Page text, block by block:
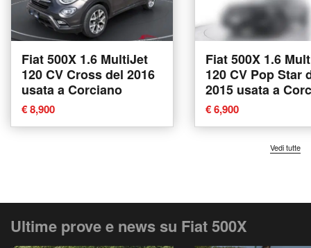
Fiat 500X 1.6 MultiJet
120 CV Cross del 2016
usata a Corciano
€ 8,900
Fiat 500X 1.6
120 CV Pop Star
2015 usata a
€ 6,900
Vedi tutte
Ultime prove e news su Fiat 500X